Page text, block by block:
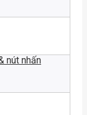
nút nhấn